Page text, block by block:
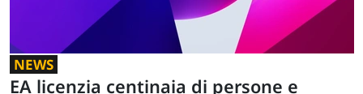
NEWS
EA licenzia centinaia di persone e